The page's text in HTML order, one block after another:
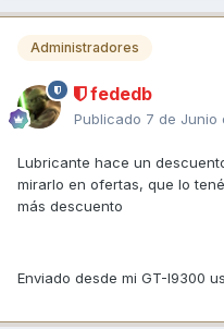
Administradores
fededb
Publicado 7 de Junio
Lubricante hace un
mirarlo en ofertas, que lo
más descuento
Enviado desde mi GT-I9300